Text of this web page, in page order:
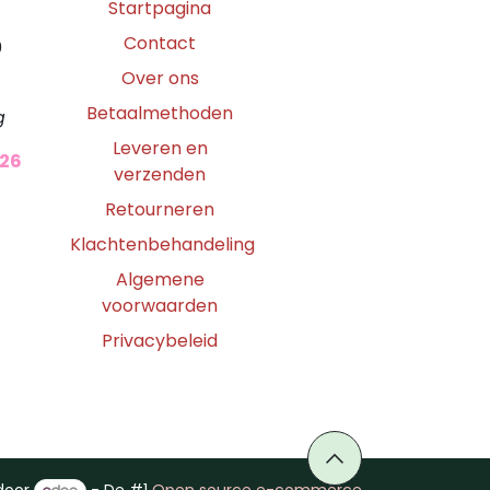
Startpagina
Contact
Over ons
Betaalmethoden
Leveren en
verzenden
Retourneren
Klachtenbehandeling
Algemene
voorwaarden
Privacybeleid